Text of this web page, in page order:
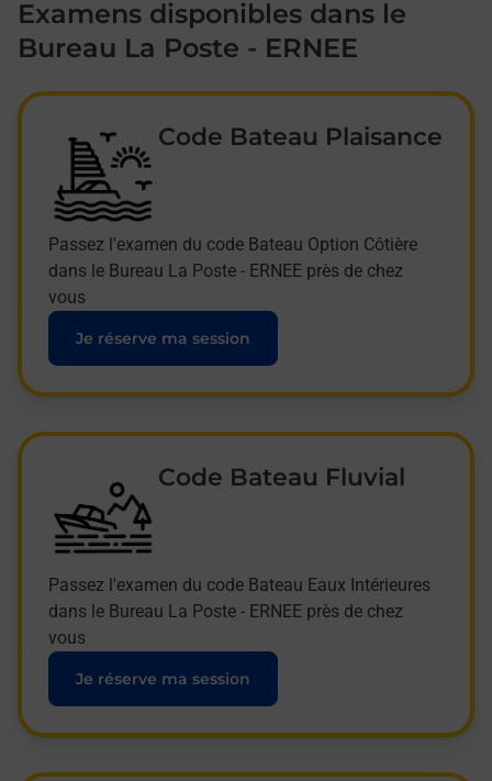
Examens disponibles dans le
Bureau La Poste - ERNEE
Code Bateau Plaisance
Passez l'examen du code Bateau Option Côtière
dans le Bureau La Poste - ERNEE près de chez
vous
Je réserve ma session
Code Bateau Fluvial
Passez l'examen du code Bateau Eaux Intérieures
dans le Bureau La Poste - ERNEE près de chez
vous
Je réserve ma session